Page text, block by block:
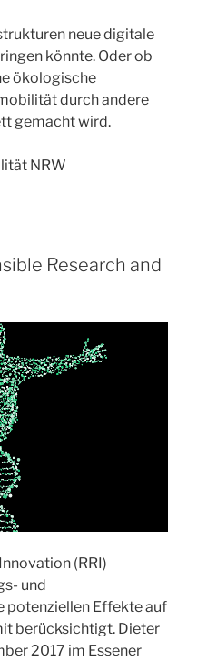
neue digitale
könnte. Oder ob
ökologische
durch andere
gemacht wird.
NRW
Research and
(RRI)
und
potenziellen Effekte auf
berücksichtigt. Dieter
2017 im Essener